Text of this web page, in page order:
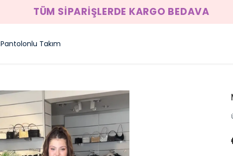
TÜM SİPARİŞLERDE KARGO BEDAVA
Pantolonlu Takım